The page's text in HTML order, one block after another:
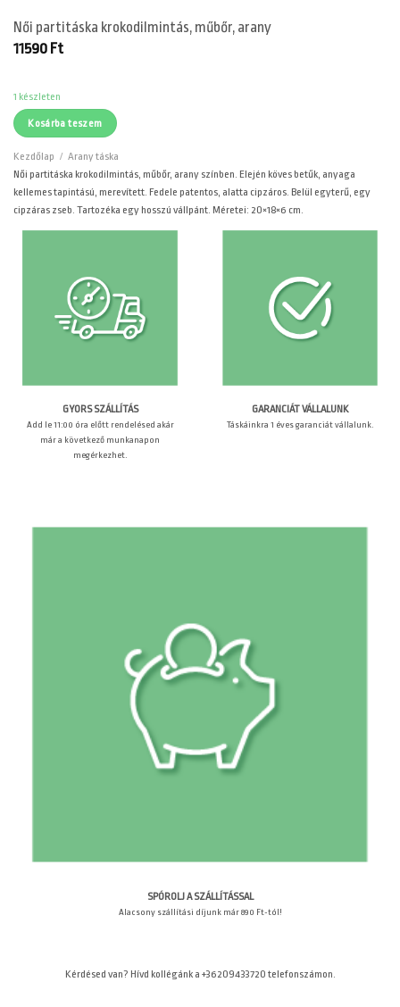
Női partitáska krokodilmintás, műbőr, arany
11590 Ft
1 készleten
Kosárba teszem
Kezdőlap / Arany táska
Női partitáska krokodilmintás, műbőr, arany színben. Elején köves betűk, anyaga
kellemes tapintású, merevített. Fedele patentos, alatta cipzáros. Belül egyterű, egy
cipzáras zseb. Tartozéka egy hosszú vállpánt. Méretei: 20×18×6 cm.
GYORS SZÁLLÍTÁS
Add le 11:00 óra előtt rendelésed akár
már a következő munkanapon
megérkezhet.
GARANCIÁT VÁLLALUNK
Táskáinkra 1 éves garanciát vállalunk.
SPÓROLJ A SZÁLLÍTÁSSAL
Alacsony szállítási díjunk már 890 Ft-tól!
Kérdésed van? Hívd kollégánk a +36209433720 telefonszámon.